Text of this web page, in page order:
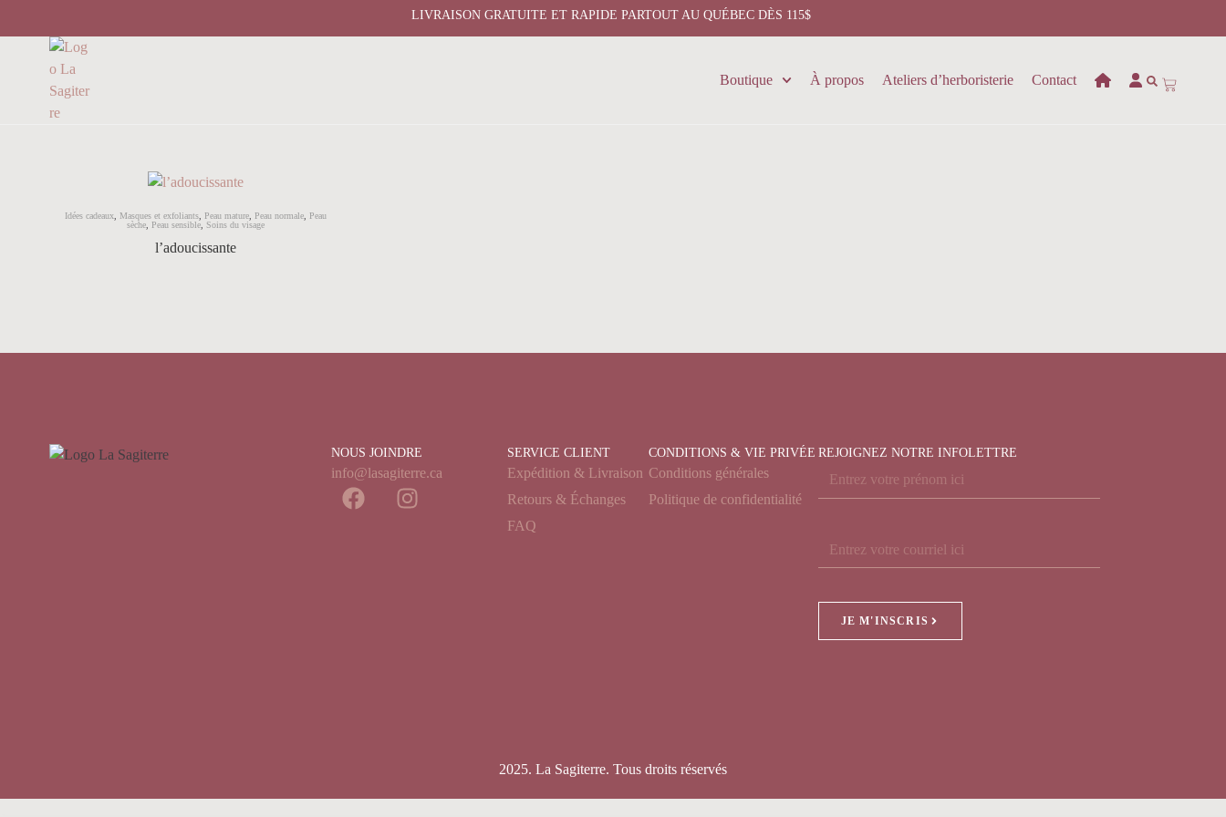
LIVRAISON GRATUITE ET RAPIDE PARTOUT AU QUÉBEC DÈS 115$
Boutique À propos Ateliers d’herboristerie Contact
Idées cadeaux, Masques et exfoliants, Peau mature, Peau normale, Peau
sèche, Peau sensible, Soins du visage
l’adoucissante
NOUS JOINDRE
info@lasagiterre.ca
SERVICE CLIENT
Expédition & Livraison
Retours & Échanges
FAQ
CONDITIONS & VIE PRIVÉE
Conditions générales
Politique de confidentialité
REJOIGNEZ NOTRE INFOLETTRE
JE M'INSCRIS
2025. La Sagiterre. Tous droits réservés